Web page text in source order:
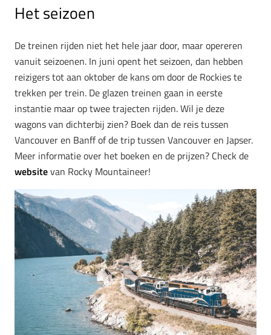
Het seizoen
De treinen rijden niet het hele jaar door, maar opereren
vanuit seizoenen. In juni opent het seizoen, dan hebben
reizigers tot aan oktober de kans om door de Rockies te
trekken per trein. De glazen treinen gaan in eerste
instantie maar op twee trajecten rijden. Wil je deze
wagons van dichterbij zien? Boek dan de reis tussen
Vancouver en Banff of de trip tussen Vancouver en Japser.
Meer informatie over het boeken en de prijzen? Check de
websitevan Rocky Mountaineer!